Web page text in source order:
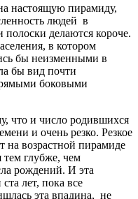
настоящую пирамиду,
людей в
полоски делаются короче.
в котором
бы неизменными в
бы вид почти
боковыми
что и число родившихся
и очень резко. Резкое
на возрастной пирамиде
тем глубже, чем
рождений. И эта
лет, пока все
эта впадина, не